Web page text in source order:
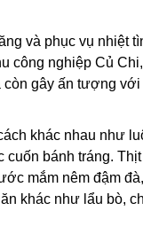
và phục vụ nhiệt
công nghiệp Củ
còn gây ấn tượng
khác nhau như
bánh tráng.
mắm nêm đậm
khác như lẩu bò,